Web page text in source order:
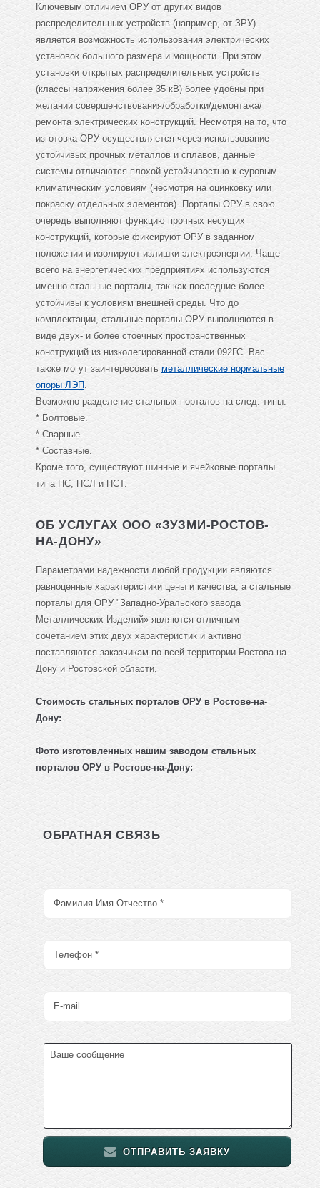
Ключевым отличием ОРУ от других видов
распределительных устройств (например, от ЗРУ)
является возможность использования электрических
установок большого размера и мощности. При этом
установки открытых распределительных устройств
(классы напряжения более 35 кВ) более удобны при
желании совершенствования/обработки/демонтажа/
ремонта электрических конструкций. Несмотря на то, что
изготовка ОРУ осуществляется через использование
устойчивых прочных металлов и сплавов, данные
системы отличаются плохой устойчивостью к суровым
климатическим условиям (несмотря на оцинковку или
покраску отдельных элементов). Порталы ОРУ в свою
очередь выполняют функцию прочных несущих
конструкций, которые фиксируют ОРУ в заданном
положении и изолируют излишки электроэнергии. Чаще
всего на энергетических предприятиях используются
именно стальные порталы, так как последние более
устойчивы к условиям внешней среды. Что до
комплектации, стальные порталы ОРУ выполняются в
виде двух- и более стоечных пространственных
конструкций из низколегированной стали 092ГС. Вас
также могут заинтересовать металлические нормальные
опоры ЛЭП .
Возможно разделение стальных порталов на след. типы:
* Болтовые.
* Сварные.
* Составные.
Кроме того, существуют шинные и ячейковые порталы
типа ПС, ПСЛ и ПСТ.
ОБ УСЛУГАХ ООО «ЗУЗМИ-РОСТОВ-
НА-ДОНУ»
Параметрами надежности любой продукции являются
равноценные характеристики цены и качества, а стальные
порталы для ОРУ "Западно-Уральского завода
Металлических Изделий» являются отличным
сочетанием этих двух характеристик и активно
поставляются заказчикам по всей территории Ростова-на-
Дону и Ростовской области.
Стоимость стальных порталов ОРУ в Ростове-на-
Дону:
Фото изготовленных нашим заводом стальных
порталов ОРУв Ростове-на-Дону:
ОБРАТНАЯ СВЯЗЬ
ОТПРАВИТЬ ЗАЯВКУ